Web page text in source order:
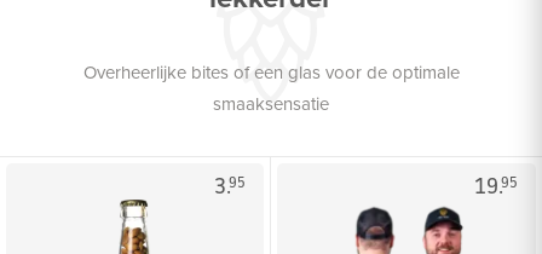
Overheerlijke bites of een glas voor de optimale
smaaksensatie
3.95 19.95